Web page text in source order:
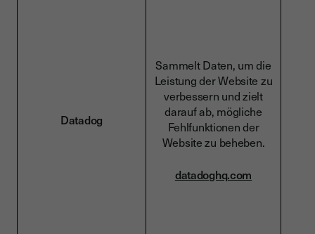
Datadog
Sammelt Daten, um die
Leistung der Website zu
verbessern und zielt
darauf ab, mögliche
Fehlfunktionen der
Website zu beheben.
datadoghq.com